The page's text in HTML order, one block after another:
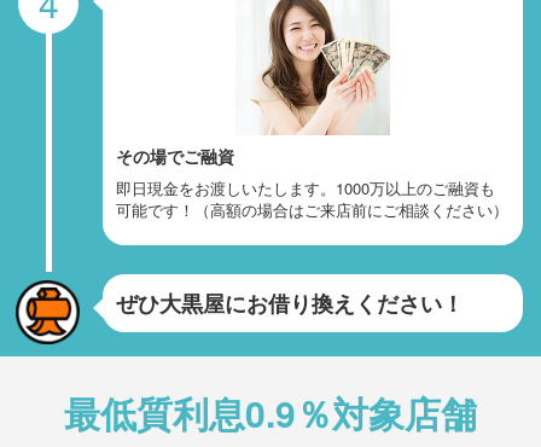
その場でご融資
即日現金をお渡しいたします。1000万以上のご融資も
可能です！（高額の場合はご来店前にご相談ください）
ぜひ大黒屋にお借り換えください！
最低質利息0.9％対象店舗